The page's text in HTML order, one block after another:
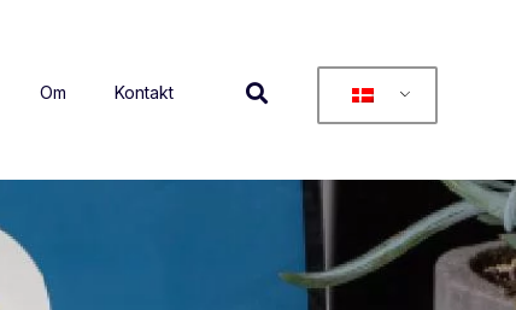
Om Kontakt